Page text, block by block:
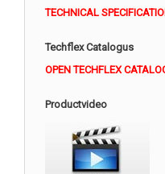
TECHNICAL
Techflex Catalogus
OPEN TECHFLEX
Productvideo